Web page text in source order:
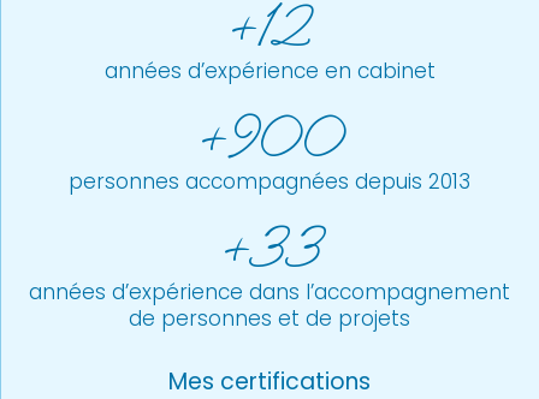
+12
années d’expérience en cabinet
+900
personnes accompagnées depuis 2013
+33
années d’expérience dans l’accompagnement
de personnes et de projets
Mes certifications